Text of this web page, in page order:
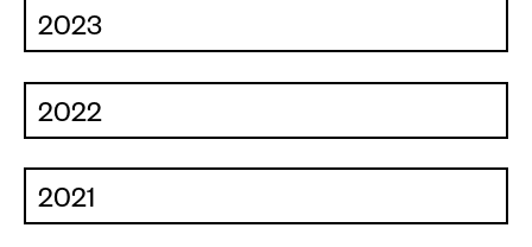
Information
Visit
Programm
Kunstvermittlung &
Museumspädagogik
2023
2022
2021